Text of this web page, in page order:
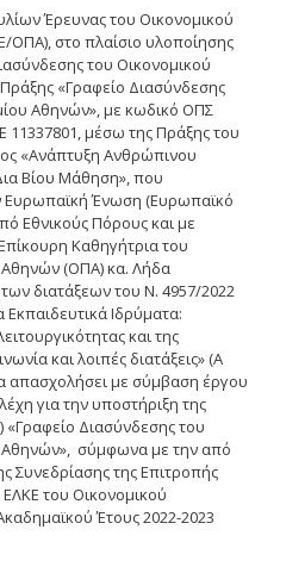
και
Έρευνας του Οικονομικού
στο πλαίσιο υλοποίησης
του Οικονομικού
«Γραφείο Διασύνδεσης
Αθηνών», με κωδικό ΟΠΣ
11337801, μέσω της Πράξης του
«Ανάπτυξη Ανθρώπινου
Βίου Μάθηση», που
Ευρωπαϊκή Ένωση (Ευρωπαϊκό
Εθνικούς Πόρους και με
Καθηγήτρια του
Αθηνών (ΟΠΑ) κα. Λήδα
διατάξεων του Ν. 4957/2022
Ιδρύματα:
και της
και λοιπές διατάξεις» (Α
απασχολήσει με σύμβαση έργου
για την υποστήριξη της
Διασύνδεσης του
Αθηνών», σύμφωνα με την από
Συνεδρίασης της Επιτροπής
του Οικονομικού
Έτους 2022-2023